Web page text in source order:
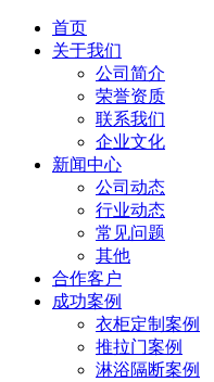
首页
关于我们
公司简介
荣誉资质
联系我们
企业文化
新闻中心
公司动态
行业动态
常见问题
其他
合作客户
成功案例
衣柜定制案例
推拉门案例
淋浴隔断案例